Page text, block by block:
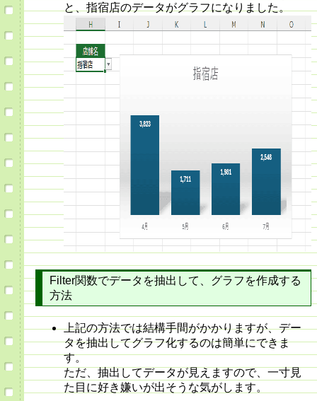
と、指宿店のデータがグラフになりました。
Filter関数でデータを抽出して、グラフを作成する
方法
上記の方法では結構手間がかかりますが、デー
タを抽出してグラフ化するのは簡単にできま
す。
ただ、抽出してデータが見えますので、一寸見
た目に好き嫌いが出そうな気がします。